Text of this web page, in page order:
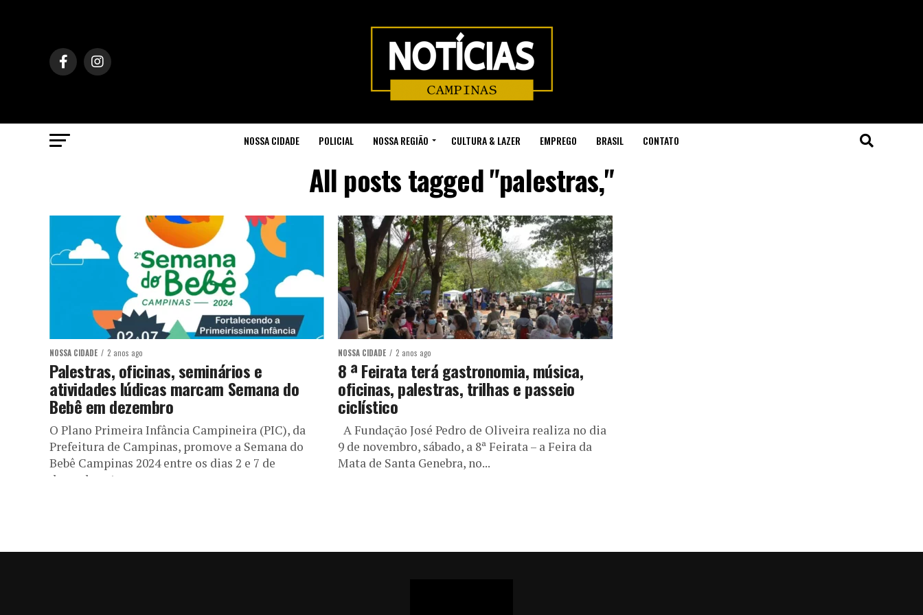
NOSSA CIDADE POLICIAL NOSSA REGIÃO CULTURA & LAZER EMPREGO BRASIL CONTATO
All posts tagged "palestras,"
NOSSA CIDADE 2 anos ago
Palestras, oficinas, seminários e
atividades lúdicas marcam Semana do
Bebê em dezembro
O Plano Primeira Infância Campineira (PIC), da
Prefeitura de Campinas, promove a Semana do
Bebê Campinas 2024 entre os dias 2 e 7 de
dezembro. A...
NOSSA CIDADE 2 anos ago
8 ª Feirata terá gastronomia, música,
oficinas, palestras, trilhas e passeio
ciclístico
A Fundação José Pedro de Oliveira realiza no dia
9 de novembro, sábado, a 8ª Feirata – a Feira da
Mata de Santa Genebra, no...